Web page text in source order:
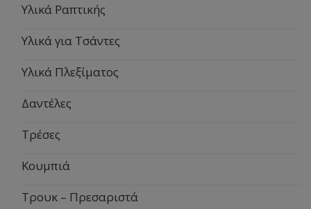
Υλικά Ραπτικής
Υλικά για Τσάντες
Υλικά Πλεξίματος
Δαντέλες
Τρέσες
Κουμπιά
Τρουκ – Πρεσαριστά